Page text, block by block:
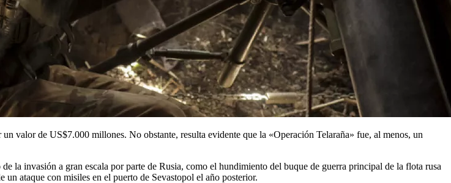
la invasión a gran escala por parte de Rusia, como el hundimiento del buque de guerra principal de la flota rusa
ataque con misiles en el puerto de Sevastopol el año posterior.